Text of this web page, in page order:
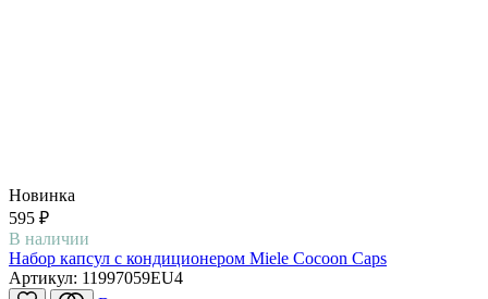
Новинка
595 ₽
В наличии
Набор капсул с кондиционером Miele Cocoon Caps
Артикул: 11997059EU4